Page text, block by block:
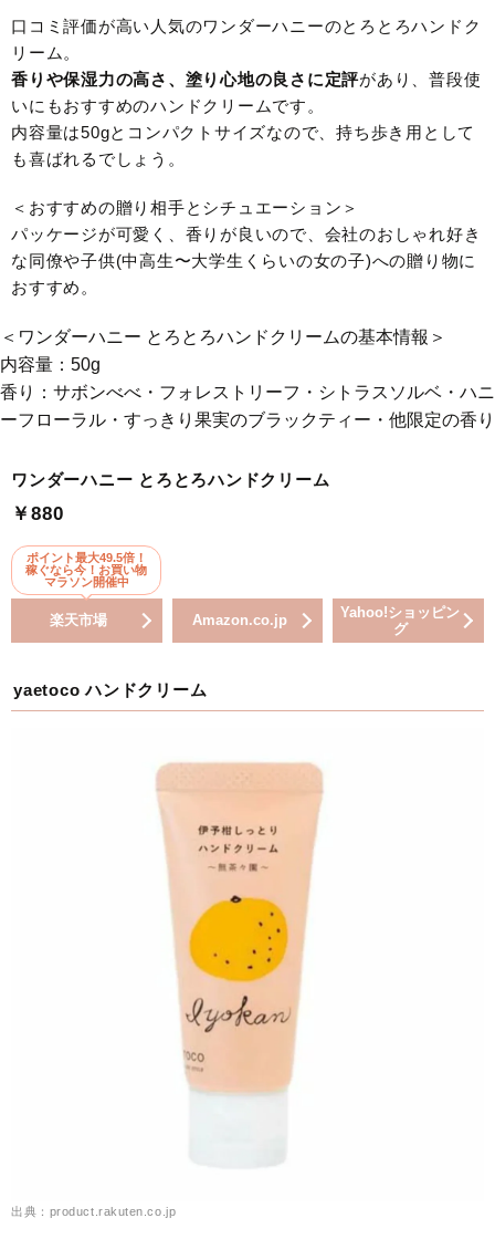
口コミ評価が高い人気のワンダーハニーのとろとろハンドク
リーム。
香りや保湿力の高さ、塗り心地の良さに定評があり、普段使
いにもおすすめのハンドクリームです。
内容量は50gとコンパクトサイズなので、持ち歩き用として
も喜ばれるでしょう。
＜おすすめの贈り相手とシチュエーション＞
パッケージが可愛く、香りが良いので、会社のおしゃれ好き
な同僚や子供(中高生〜大学生くらいの女の子)への贈り物に
おすすめ。
＜ワンダーハニー とろとろハンドクリームの基本情報＞
内容量：50g
香り：サボンべべ・フォレストリーフ・シトラスソルベ・ハニ
ーフローラル・すっきり果実のブラックティー・他限定の香り
ワンダーハニー とろとろハンドクリーム
￥880
ポイント最大49.5倍！
稼ぐなら今！お買い物
マラソン開催中
楽天市場 Amazon.co.jp
Yahoo!ショッピン
グ
yaetoco ハンドクリーム
出典：product.rakuten.co.jp